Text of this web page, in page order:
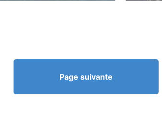
Page suivante